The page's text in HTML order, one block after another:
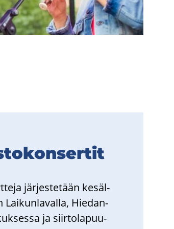
jär­jes­te­tään ke­säl­
Lai­kun­la­val­la, Hie­dan­
ja siir­to­la­puu­